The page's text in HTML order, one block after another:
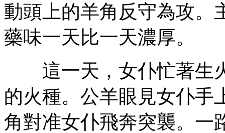
動頭上的羊角反守為攻。
藥味一天比一天濃厚。
這一天，女仆忙著生
的火種。公羊眼見女仆手
角對准女仆飛奔突襲。一